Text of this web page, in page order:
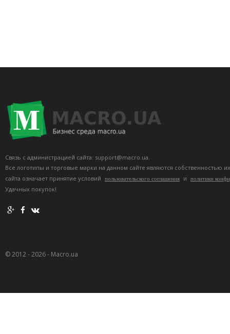
Связь с администрацией сайта: support@macro.ua.
Все логотипы и торговые марки на данном сайте являются собственностью
сайта означает принятие условий
пользовательского соглашения и политики
Удачных покупок!
© 2012 - 2026 - Macro.ua